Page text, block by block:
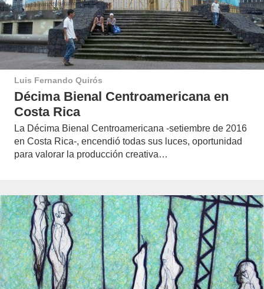
Luis Fernando Quirós
Décima Bienal Centroamericana en
Costa Rica
La Décima Bienal Centroamericana -setiembre de 2016
en Costa Rica-, encendió todas sus luces, oportunidad
para valorar la producción creativa…